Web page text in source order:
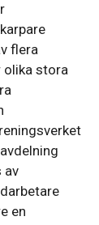
flera
olika stora
av
en